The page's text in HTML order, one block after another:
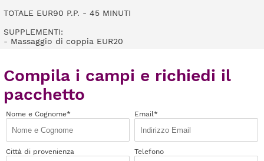
TOTALE EUR90 P.P. - 45 MINUTI
SUPPLEMENTI:
- Massaggio di coppia EUR20
Compila i campi e richiedi il
pacchetto
Nome e Cognome* Email*
Città di provenienza Telefono